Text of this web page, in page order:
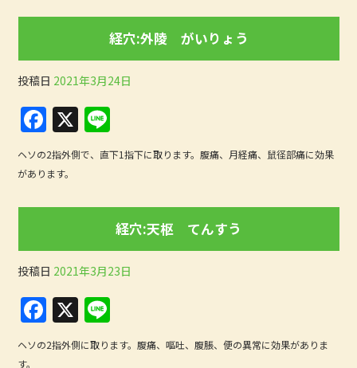
o
o
k
経穴:外陵 がいりょう
投稿日 2021年3月24日
F
a
c
o
o
k
X
n
e
ヘソの2指外側で、直下1指下に取ります。腹痛、月経痛、鼠径部痛に効果
があります。
経穴:天枢 てんすう
投稿日 2021年3月23日
F
a
c
X
n
e
ヘソの2指外側に取ります。腹痛、嘔吐、腹脹、便の異常に効果がありま
す。